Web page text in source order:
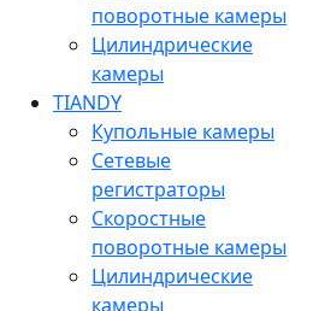
поворотные камеры
Цилиндрические
камеры
TIANDY
Купольные камеры
Сетевые
регистраторы
Скоростные
поворотные камеры
Цилиндрические
камеры